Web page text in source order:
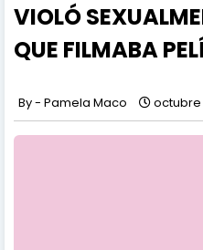
VIOLÓ
QUE FILMABA
Pamela Maco octubre